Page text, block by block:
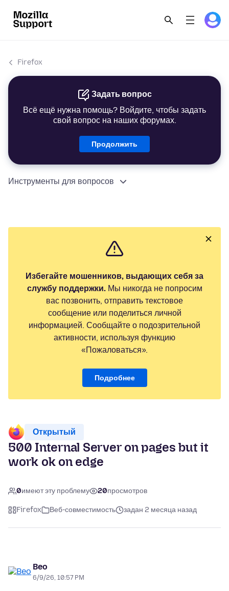
Firefox
Задать вопрос
Всё ещё нужна помощь? Войдите, чтобы задать
свой вопрос на наших форумах.
Продолжить
Инструменты для вопросов
Избегайте мошенников, выдающих себя за
службу поддержки.Мы никогда не попросим
вас позвонить, отправить текстовое
сообщение или поделиться личной
информацией. Сообщайте о подозрительной
активности, используя функцию
«Пожаловаться».
Подробнее
Открытый
500 Internal Server on pages but it
work ok on edge
0имеют эту проблему 20просмотров
Firefox Веб-совместимость задан 2 месяца назад
Beo
6/9/26, 10:57 PM